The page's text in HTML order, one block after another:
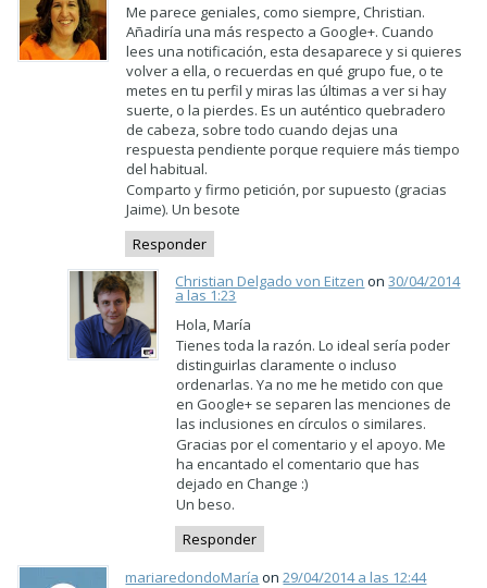
Me parece geniales, como siempre, Christian.
Añadiría una más respecto a Google+. Cuando
lees una notificación, esta desaparece y si quieres
volver a ella, o recuerdas en qué grupo fue, o te
metes en tu perfil y miras las últimas a ver si hay
suerte, o la pierdes. Es un auténtico quebradero
de cabeza, sobre todo cuando dejas una
respuesta pendiente porque requiere más tiempo
del habitual.
Comparto y firmo petición, por supuesto (gracias
Jaime). Un besote
Responder
Christian Delgado von Eitzen on30/04/2014
a las 1:23
Hola, María
Tienes toda la razón. Lo ideal sería poder
distinguirlas claramente o incluso
ordenarlas. Ya no me he metido con que
en Google+ se separen las menciones de
las inclusiones en círculos o similares.
Gracias por el comentario y el apoyo. Me
ha encantado el comentario que has
dejado en Change :)
Un beso.
Responder
mariaredondoMaría on29/04/2014 a las 12:44